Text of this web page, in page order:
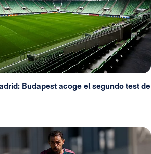
Budapest acoge el segundo test de